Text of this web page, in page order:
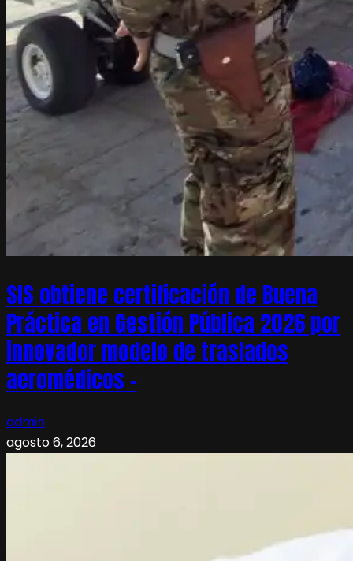
SIS obtiene certificación de Buena
Práctica en Gestión Pública 2026 por
innovador modelo de traslados
aeromédicos –
admin
agosto 6, 2026